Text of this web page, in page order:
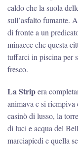
Vegas
caldo che la suola
sull’asfalto fumante.
di fronte a un
minacce che questa
tuffarci in piscina per
fresco.
La Stripera
animava e si
casinò di lusso, la
di luci e acqua del
marciapiedi e quella